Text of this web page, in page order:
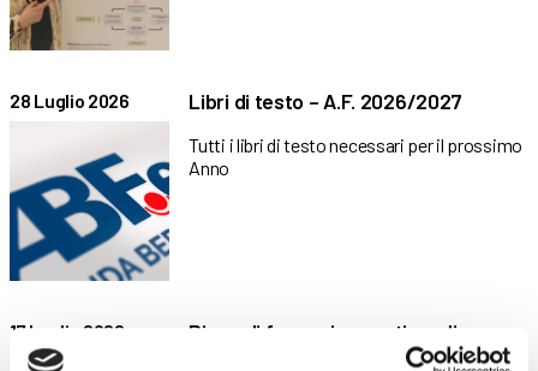
28 Luglio 2026 Libri di testo – A.F. 2026/2027
Tutti i libri di testo necessari per il prossimo
Anno
17 Luglio 2026
Piano di formazione estiva: diverse
attività dedicate all’aggiornamento e